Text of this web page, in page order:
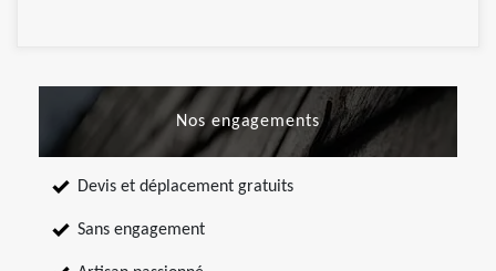
Nos engagements
Devis et déplacement gratuits
Sans engagement